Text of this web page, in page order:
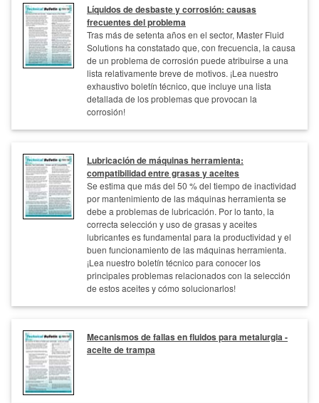
Líquidos de desbaste y corrosión: causas
frecuentes del problema
Tras más de setenta años en el sector, Master Fluid
Solutions ha constatado que, con frecuencia, la causa
de un problema de corrosión puede atribuirse a una
lista relativamente breve de motivos. ¡Lea nuestro
exhaustivo boletín técnico, que incluye una lista
detallada de los problemas que provocan la
corrosión!
Lubricación de máquinas herramienta:
compatibilidad entre grasas y aceites
Se estima que más del 50 % del tiempo de inactividad
por mantenimiento de las máquinas herramienta se
debe a problemas de lubricación. Por lo tanto, la
correcta selección y uso de grasas y aceites
lubricantes es fundamental para la productividad y el
buen funcionamiento de las máquinas herramienta.
¡Lea nuestro boletín técnico para conocer los
principales problemas relacionados con la selección
de estos aceites y cómo solucionarlos!
Mecanismos de fallas en fluidos para metalurgia -
aceite de trampa